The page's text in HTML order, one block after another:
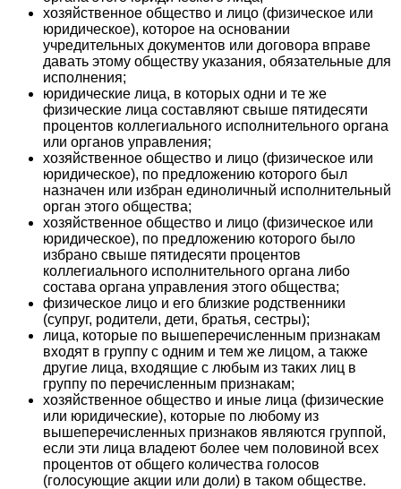
хозяйственное общество и лицо (физическое или
юридическое), которое на основании
учредительных документов или договора вправе
давать этому обществу указания, обязательные для
исполнения;
юридические лица, в которых одни и те же
физические лица составляют свыше пятидесяти
процентов коллегиального исполнительного органа
или органов управления;
хозяйственное общество и лицо (физическое или
юридическое), по предложению которого был
назначен или избран единоличный исполнительный
орган этого общества;
хозяйственное общество и лицо (физическое или
юридическое), по предложению которого было
избрано свыше пятидесяти процентов
коллегиального исполнительного органа либо
состава органа управления этого общества;
физическое лицо и его близкие родственники
(супруг, родители, дети, братья, сестры);
лица, которые по вышеперечисленным признакам
входят в группу с одним и тем же лицом, а также
другие лица, входящие с любым из таких лиц в
группу по перечисленным признакам;
хозяйственное общество и иные лица (физические
или юридические), которые по любому из
вышеперечисленных признаков являются группой,
если эти лица владеют более чем половиной всех
процентов от общего количества голосов
(голосующие акции или доли) в таком обществе.